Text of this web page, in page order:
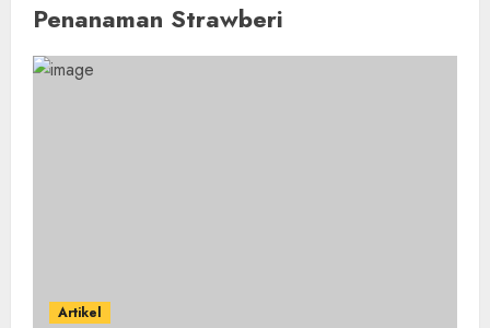
Penanaman Strawberi
Artikel